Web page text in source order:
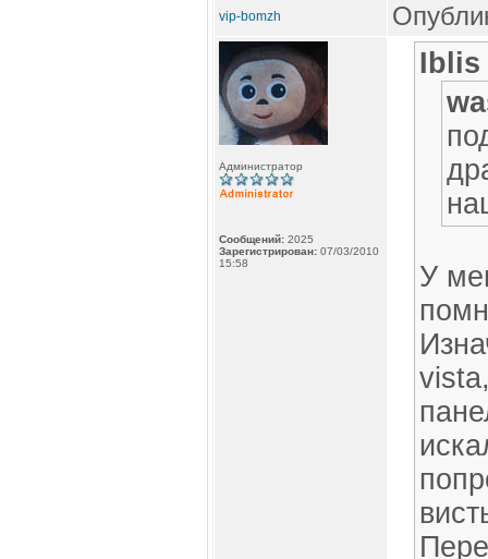
vip-bomzh
Администратор
Сообщений: 2025
Зарегистрирован: 07/03/2010
15:58
Iblis
У